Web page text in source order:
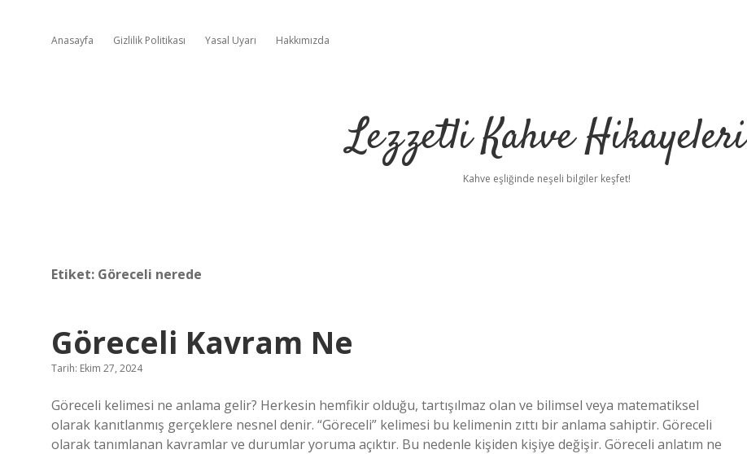
Anasayfa Gizlilik Politikası Yasal Uyarı Hakkımızda
Lezzetli Kahve Hikayeleri
Kahve eşliğinde neşeli bilgiler keşfet!
Etiket: Göreceli nerede
Göreceli Kavram Ne
Tarih: Ekim 27, 2024
Göreceli kelimesi ne anlama gelir? Herkesin hemfikir olduğu, tartışılmaz olan ve bilimsel veya matematiksel
olarak kanıtlanmış gerçeklere nesnel denir. “Göreceli” kelimesi bu kelimenin zıttı bir anlama sahiptir. Göreceli
olarak tanımlanan kavramlar ve durumlar yoruma açıktır. Bu nedenle kişiden kişiye değişir. Göreceli anlatım ne